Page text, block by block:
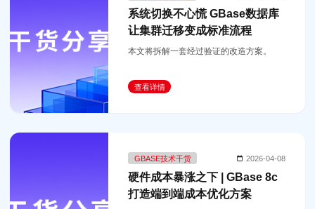
系统切换不心慌 GBase数据库
让集群迁移变成标准流程
本文将拆解一套经过验证的改造方案。
查看详情
GBASE技术干货 2026-04-08
硬件成本暴涨之下 | GBase 8c
打造端到端成本优化方案